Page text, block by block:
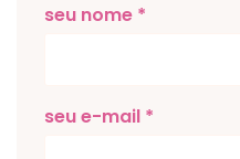
seu nome *
seu e-mail *